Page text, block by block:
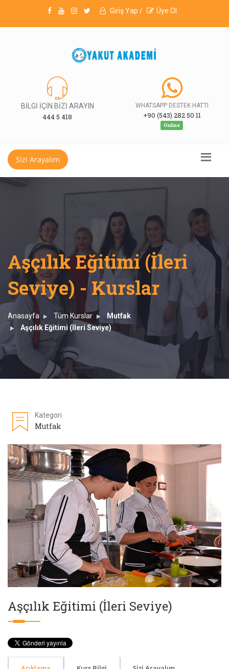
Giriş Yap / Üye Ol
BİLGİ İÇİN BİZİ ARAYIN
444 5 418
WHATSAPP DESTEK HATTI
+90 (543) 282 50 11
Online
Sizi Arayalım
Aşçılık Eğitimi (İleri
Seviye) - Kurslar
Anasayfa Tüm Kurslar
Mutfak
Aşçılık Eğitimi (İleri Seviye)
Kategori
Mutfak
Aşçılık Eğitimi (İleri Seviye)